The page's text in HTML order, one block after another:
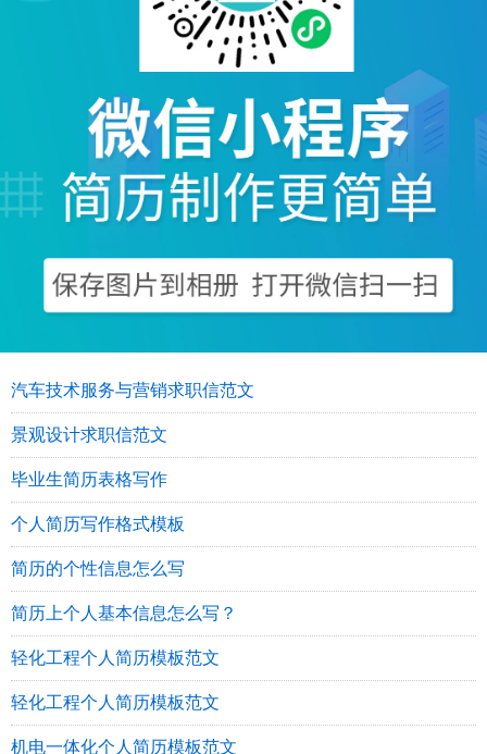
汽车技术服务与营销求职信范文
景观设计求职信范文
毕业生简历表格写作
个人简历写作格式模板
简历的个性信息怎么写
简历上个人基本信息怎么写？
轻化工程个人简历模板范文
轻化工程个人简历模板范文
机电一体化个人简历模板范文